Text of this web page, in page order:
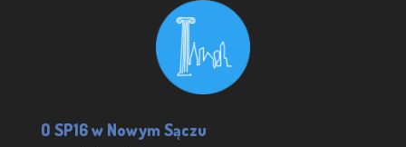
O SP16 w Nowym Sączu